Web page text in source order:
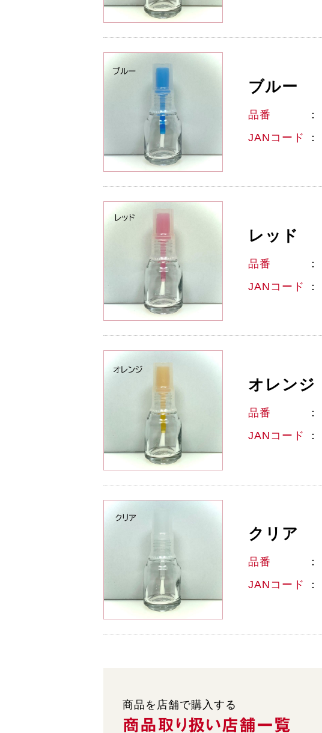
ブルー
品番
JANコード
レッド
品番
JANコード
オレンジ
品番
JANコード
クリア
品番
JANコード
商品を店舗で購入する
商品取り扱い店舗一覧